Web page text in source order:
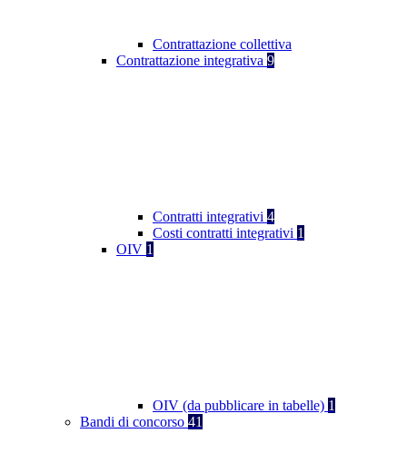
Contrattazione collettiva
Contrattazione integrativa 9
Contratti integrativi 4
Costi contratti integrativi 1
OIV 1
OIV (da pubblicare in tabelle) 1
Bandi di concorso 41